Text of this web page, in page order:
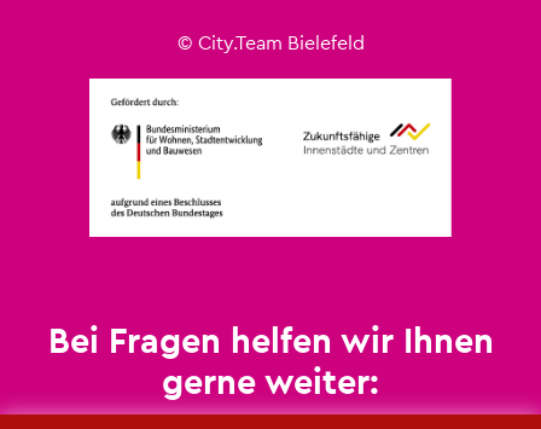
© City.​Team Bie­le­feld
Bei Fra­gen hel­fen wir Ihnen
gerne wei­ter: